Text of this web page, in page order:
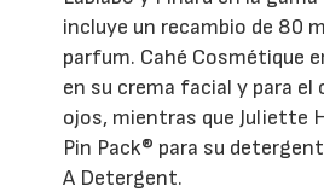
incluye un recambio de 80
parfum. Cahé Cosmétique
en su crema facial y para el
ojos, mientras que Juliette
Pin Pack® para su
A Detergent.